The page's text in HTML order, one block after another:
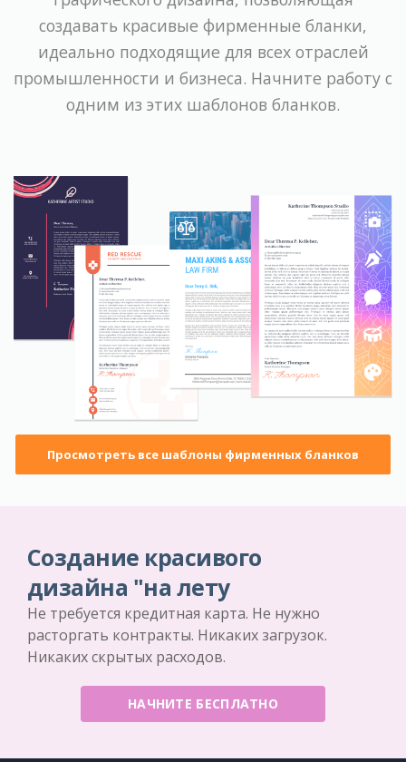
создавать красивые фирменные бланки,
идеально подходящие для всех отраслей
промышленности и бизнеса. Начните работу с
одним из этих шаблонов бланков.
Просмотреть все шаблоны фирменных бланков
Создание красивого
дизайна "на лету
Не требуется кредитная карта. Не нужно
расторгать контракты. Никаких загрузок.
Никаких скрытых расходов.
НАЧНИТЕ БЕСПЛАТНО